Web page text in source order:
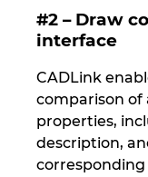
#2 – Draw
interface
CADLink
comparison of
properties,
description,
corresponding
Poland
Portugal
Romania
Serbia